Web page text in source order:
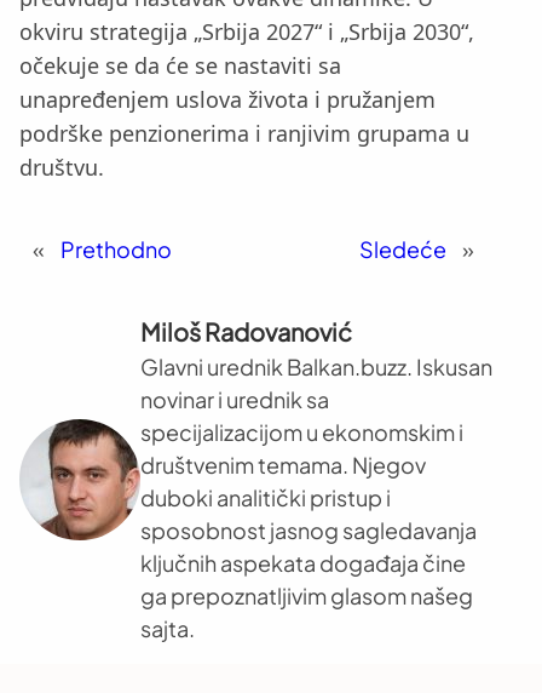
okviru strategija „Srbija 2027“ i „Srbija 2030“,
očekuje se da će se nastaviti sa
unapređenjem uslova života i pružanjem
podrške penzionerima i ranjivim grupama u
društvu.
« Prethodno Sledeće »
Miloš Radovanović
Glavni urednik Balkan.buzz. Iskusan
novinar i urednik sa
specijalizacijom u ekonomskim i
društvenim temama. Njegov
duboki analitički pristup i
sposobnost jasnog sagledavanja
ključnih aspekata događaja čine
ga prepoznatljivim glasom našeg
sajta.